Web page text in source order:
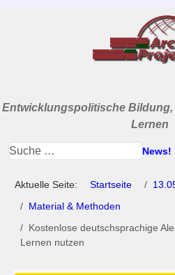
Entwicklungspolitische
Lernen
News!
Aktuelle Seite: Startseite
Material & Methoden
Kostenlose deutschsprachige
Lernen nutzen